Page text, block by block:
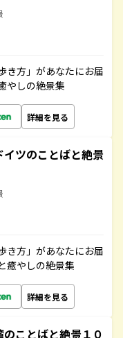
き方」があなたにお届
やしの絶景集
詳細を見る
ツのことばと絶景
き方」があなたにお届
癒やしの絶景集
詳細を見る
ことばと絶景１０